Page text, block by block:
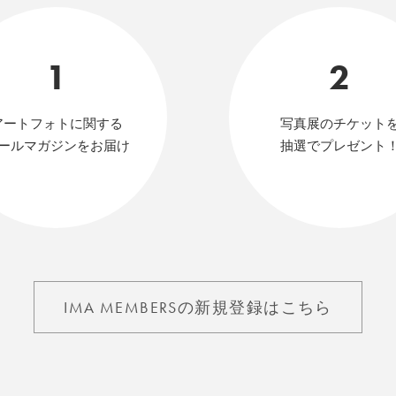
1
ートフォトに関する
ルマガジンをお届け
2
写真展のチケット
抽選でプレゼント
IMA MEMBERSの新規登録はこちら